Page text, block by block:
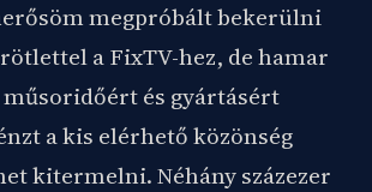
megpróbált bekerülni
a FixTV-hez, de hamar
és gyártásért
a kis elérhető közönség
kitermelni. Néhány százezer